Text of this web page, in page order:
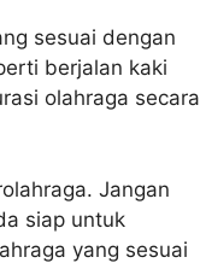
sesuai dengan
berjalan kaki
olahraga secara
Jangan
siap untuk
yang sesuai